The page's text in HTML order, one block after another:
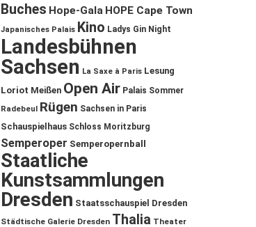
Buches Hope-Gala HOPE Cape Town
Japanisches Palais Kino Ladys Gin Night
Landesbühnen
Sachsen La Saxe à Paris Lesung
Loriot Meißen Open Air Palais Sommer
Radebeul Rügen Sachsen in Paris
Schauspielhaus Schloss Moritzburg
Semperoper Semperopernball
Staatliche
Kunstsammlungen
Dresden Staatsschauspiel Dresden
Städtische Galerie Dresden Thalia Theater